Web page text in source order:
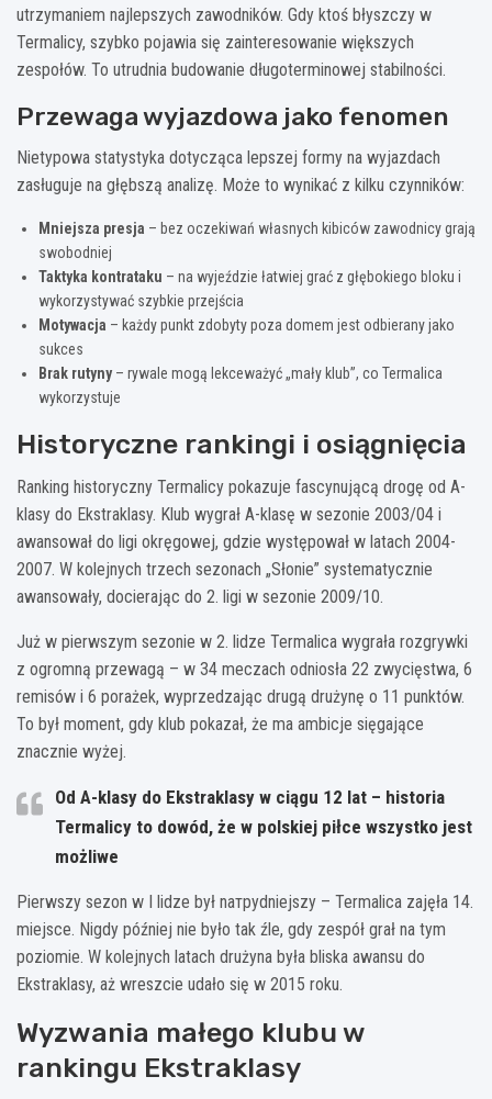
utrzymaniem najlepszych zawodników. Gdy ktoś błyszczy w
Termalicy, szybko pojawia się zainteresowanie większych
zespołów. To utrudnia budowanie długoterminowej stabilności.
Przewaga wyjazdowa jako fenomen
Nietypowa statystyka dotycząca lepszej formy na wyjazdach
zasługuje na głębszą analizę. Może to wynikać z kilku czynników:
Mniejsza presja – bez oczekiwań własnych kibiców zawodnicy grają
swobodniej
Taktyka kontrataku – na wyjeździe łatwiej grać z głębokiego bloku i
wykorzystywać szybkie przejścia
Motywacja – każdy punkt zdobyty poza domem jest odbierany jako
sukces
Brak rutyny– rywale mogą lekceważyć „mały klub”, co Termalica
wykorzystuje
Historyczne rankingi i osiągnięcia
Ranking historyczny Termalicy pokazuje fascynującą drogę od A-
klasy do Ekstraklasy. Klub wygrał A-klasę w sezonie 2003/04 i
awansował do ligi okręgowej, gdzie występował w latach 2004-
2007. W kolejnych trzech sezonach „Słonie” systematycznie
awansowały, docierając do 2. ligi w sezonie 2009/10.
Już w pierwszym sezonie w 2. lidze Termalica wygrała rozgrywki
z ogromną przewagą – w 34 meczach odniosła 22 zwycięstwa, 6
remisów i 6 porażek, wyprzedzając drugą drużynę o 11 punktów.
To był moment, gdy klub pokazał, że ma ambicje sięgające
znacznie wyżej.
Od A-klasy do Ekstraklasy w ciągu 12 lat – historia
Termalicy to dowód, że w polskiej piłce wszystko jest
możliwe
Pierwszy sezon w I lidze był naтруdniejszy – Termalica zajęła 14.
miejsce. Nigdy później nie było tak źle, gdy zespół grał na tym
poziomie. W kolejnych latach drużyna była bliska awansu do
Ekstraklasy, aż wreszcie udało się w 2015 roku.
Wyzwania małego klubu w
rankingu Ekstraklasy